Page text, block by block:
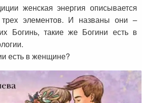
женская энергия описывается
элементов. И названы они –
Богинь, такие же Богини есть в
есть в женщине?